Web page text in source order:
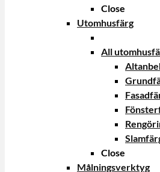
Close
Utomhusfärg
All
Close
Målningsverktyg